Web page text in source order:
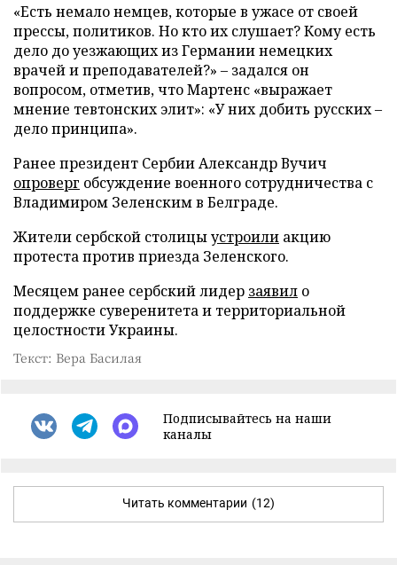
«Есть немало немцев, которые в ужасе от своей
прессы, политиков. Но кто их слушает? Кому есть
дело до уезжающих из Германии немецких
врачей и преподавателей?» – задался он
вопросом, отметив, что Мартенс «выражает
мнение тевтонских элит»: «У них добить русских –
дело принципа».
Ранее президент Сербии Александр Вучич
опроверг обсуждение военного сотрудничества с
Владимиром Зеленским в Белграде.
Жители сербской столицыустроили акцию
протеста против приезда Зеленского.
Месяцем ранее сербский лидер заявил о
поддержке суверенитета и территориальной
целостности Украины.
Текст: Вера Басилая
Подписывайтесь на наши
каналы
Читать комментарии (12)